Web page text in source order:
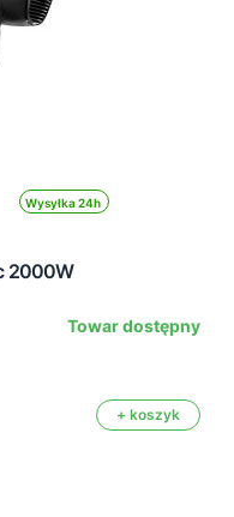
Wysyłka 24h
2000W
Towar dostępny
+ koszyk